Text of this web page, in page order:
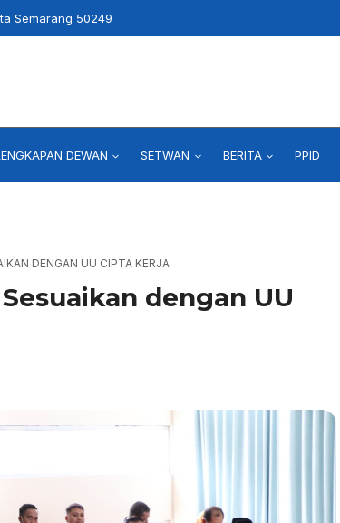
Semarang 50249
DEWAN SETWAN BERITA PPID
DENGAN UU CIPTA KERJA
dengan UU